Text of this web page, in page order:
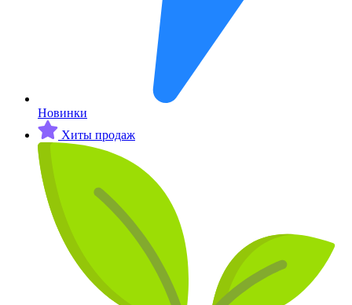
Новинки
Хиты продаж